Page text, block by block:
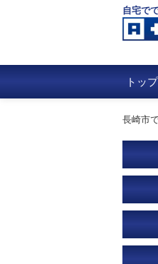
自宅で
トッ
長崎市